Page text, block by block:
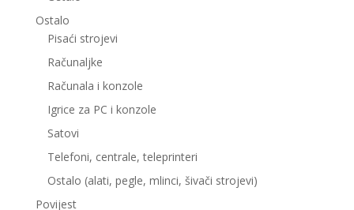
Ostalo
Pisaći strojevi
Računaljke
Računala i konzole
Igrice za PC i konzole
Satovi
Telefoni, centrale, teleprinteri
Ostalo (alati, pegle, mlinci, šivači strojevi)
Povijest